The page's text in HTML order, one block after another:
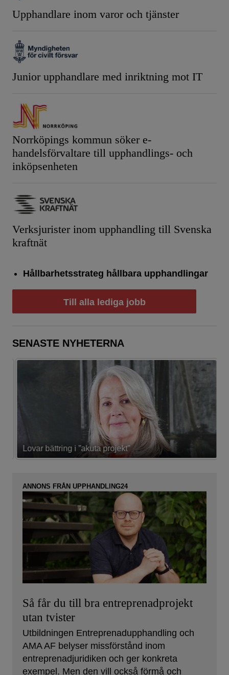
Upphandlare inom varor och tjänster
Junior upphandlare med inriktning mot IT
Norrköpings kommun söker e-
handelsförvaltare till upphandlings- och
inköpsenheten
Verksjurister inom upphandling till Svenska
kraftnät
Hållbarhetsstrateg hållbara upphandlingar
Till alla lediga jobb
SENASTE NYHETERNA
Lovar bättring i ”akuta projekt”
ANNONS FRÅN UPPHANDLING24
Så får du till bra entreprenadprojekt
utan tvister
Utbildningen Entreprenadupphandling och
AMA AF belyser missförstånd inom
entreprenadjuridiken och ger konkreta
exempel. Men den vill också förmå och